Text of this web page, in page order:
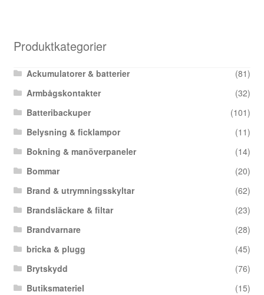
Produktkategorier
Ackumulatorer & batterier
(81)
Armbågskontakter
(32)
Batteribackuper
(101)
Belysning & ficklampor
(11)
Bokning & manöverpaneler
(14)
Bommar
(20)
Brand & utrymningsskyltar
(62)
Brandsläckare & filtar
(23)
Brandvarnare
(28)
bricka & plugg
(45)
Brytskydd
(76)
Butiksmateriel
(15)